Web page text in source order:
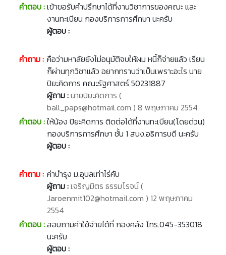
คำตอบ :เข้าขอรับคำปรึกษาได้ที่งานวิชาการของคณะ และ
งานทะเบียน กองบริการการศึกษา นะครับ
ผู้ตอบ :
คำถาม : คือว่ามหาลัยยังไม่อนุมัติจบให้ผม หนี้ก็จ่ายแล้ว เรียน
ก็ผ่านทุกวิชาแล้ว อยากทราบว่าเป็นเพราะอะไร นาย
ปิยะคิดการ คณะรัฐศาสตร์ 50231887
ผู้ถาม :นายปิยะคิดการ (
ball_paps@hotmail.com ) 8 พฤษภาคม 2554
คำตอบ :ให้น้อง ปิยะคิดการ ติดต่อได้ที่งานทะเบียน(โดยด่วน)
กองบริการการศึกษา ชั้น 1 สนง.อธิการบดี นะครับ
ผู้ตอบ :
คำถาม : ค่าบำรุง ม.อุบลเท่าไร่คับ
ผู้ถาม :เจริญมิตร ธรรมโรจน์ (
Jaroenmit102@hotmail.com ) 12 พฤษภาคม
2554
คำตอบ :สอบถามค่าใช้จ่ายได้ที่ กองคลัง โทร.045-353018
นะครับ
ผู้ตอบ :